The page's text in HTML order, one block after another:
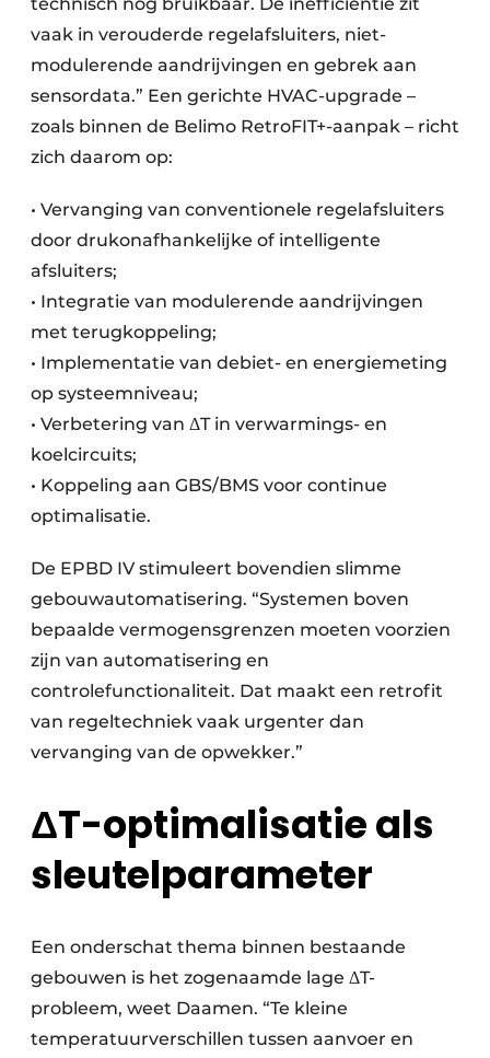
vaak in verouderde regelafsluiters, niet-
modulerende aandrijvingen en gebrek aan
sensordata.” Een gerichte HVAC-upgrade –
zoals binnen de Belimo RetroFIT+-aanpak – richt
zich daarom op:
• Vervanging van conventionele regelafsluiters
door drukonafhankelijke of intelligente
afsluiters;
• Integratie van modulerende aandrijvingen
met terugkoppeling;
• Implementatie van debiet- en energiemeting
op systeemniveau;
• Verbetering van ΔT in verwarmings- en
koelcircuits;
• Koppeling aan GBS/BMS voor continue
optimalisatie.
De EPBD IV stimuleert bovendien slimme
gebouwautomatisering. “Systemen boven
bepaalde vermogensgrenzen moeten voorzien
zijn van automatisering en
controlefunctionaliteit. Dat maakt een retrofit
van regeltechniek vaak urgenter dan
vervanging van de opwekker.”
ΔT-optimalisatie als
sleutelparameter
Een onderschat thema binnen bestaande
gebouwen is het zogenaamde lage ΔT-
probleem, weet Daamen. “Te kleine
temperatuurverschillen tussen aanvoer en